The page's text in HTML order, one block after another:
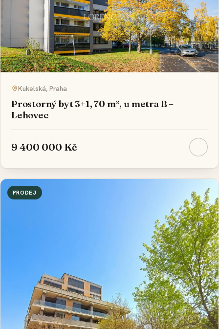
Kukelská, Praha
Prostorný byt 3+1, 70 m², u metra B –
Lehovec
9 400 000 Kč
PRODEJ